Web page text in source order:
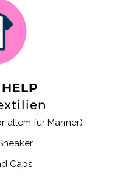
allem für Männer)
Caps